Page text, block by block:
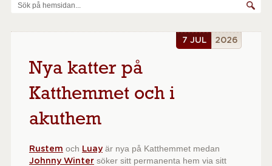
7 JUL 2026
Nya katter på
Katthemmet och i
akuthem
Rustem och Luayär nya på Katthemmet medan
Johnny Wintersöker sitt permanenta hem via sitt